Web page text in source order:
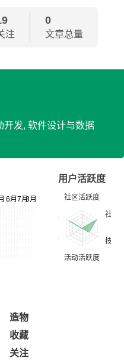
注
0
文章总量
开发, 软件设计与数据
用户活跃度
造物
收藏
关注